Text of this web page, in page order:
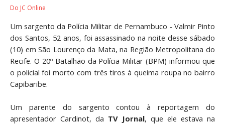
Do JC Online
Um sargento da Polícia Militar de Pernambuco - Valmir Pinto
dos Santos, 52 anos, foi assassinado na noite desse sábado
(10) em São Lourenço da Mata, na Região Metropolitana do
Recife. O 20º Batalhão da Polícia Militar (BPM) informou que
o policial foi morto com três tiros à queima roupa no bairro
Capibaribe.
Um parente do sargento contou à reportagem do
apresentador Cardinot, da TV Jornal, que ele estava na